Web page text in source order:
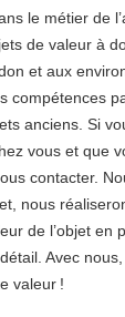
le métier de
de valeur à
et aux
compétences
anciens. Si
vous et que
contacter.
nous
de l’objet en
Avec
valeur !